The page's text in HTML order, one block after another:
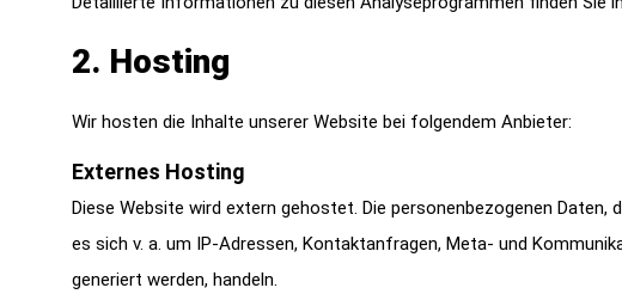
2. Hosting
Wir hosten die Inhalte unserer Website bei folgendem Anbieter:
Externes Hosting
Diese Website wird extern gehostet. Die personenbezogenen
es sich v. a. um IP-Adressen, Kontaktanfragen, Meta- und
generiert werden, handeln.